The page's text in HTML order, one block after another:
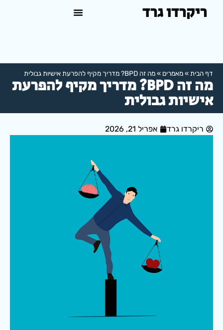
ריקרדו גרד
דף הבית »מאמרים »מה זה BPD? מדריך מקיף להפרעת אישיות גבולית
מה זה BPD? מדריך מקיף להפרעת
אישיות גבולית
ריקרדו גרד אפריל 21, 2026